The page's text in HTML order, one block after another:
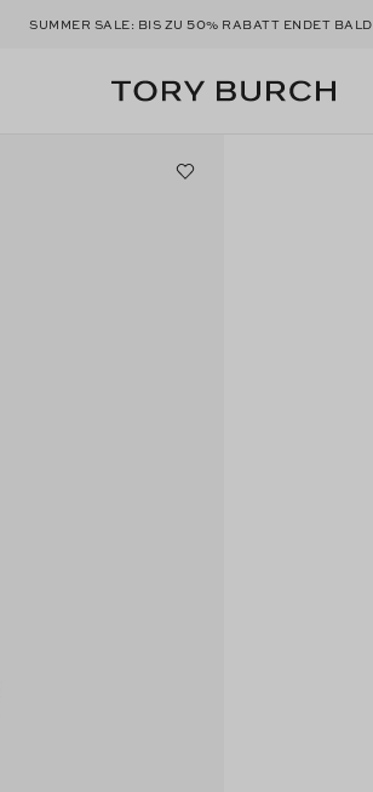
SUMMER SALE: BIS ZU50% RABATT ENDET BALD